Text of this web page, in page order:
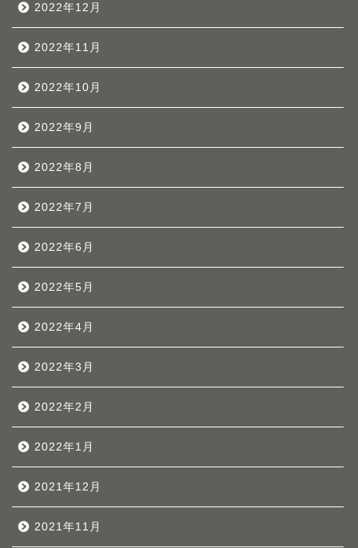
2022年12月
2022年11月
2022年10月
2022年9月
2022年8月
2022年7月
2022年6月
2022年5月
2022年4月
2022年3月
2022年2月
2022年1月
2021年12月
2021年11月